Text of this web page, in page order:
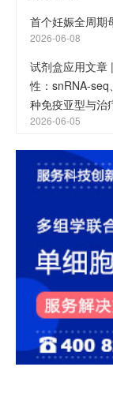
首个妊娠全周期
2026-06-08
试剂盒应用文章
性：snRNA-seq
种免疫亚型与治
2026-06-05